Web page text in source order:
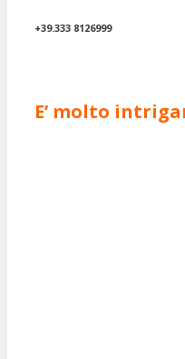
+39.333 8126999
E’ molto